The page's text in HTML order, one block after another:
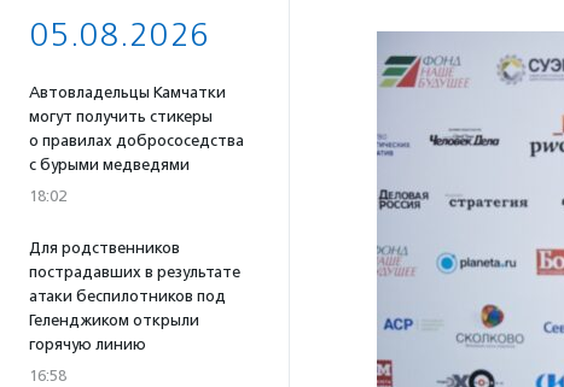
05.08.2026
Автовладельцы Камчатки
могут получить стикеры
о правилах добрососедства
с бурыми медведями
18:02
Для родственников
пострадавших в результате
атаки беспилотников под
Геленджиком открыли
горячую линию
16:58